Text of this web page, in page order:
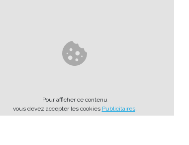
Pour afficher ce contenu
vous devez accepter les cookies Publicitaires.